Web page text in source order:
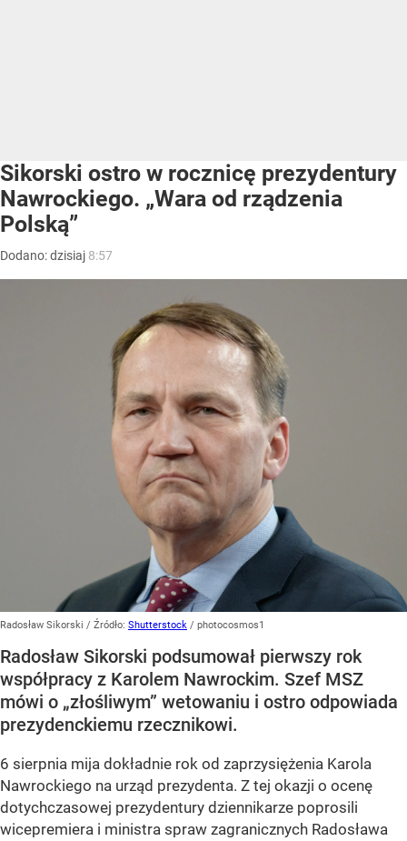
Sikorski ostro w rocznicę prezydentury
Nawrockiego. „Wara od rządzenia
Polską”
Dodano:dzisiaj 8:57
Radosław Sikorski / Źródło: Shutterstock / photocosmos1
Radosław Sikorski podsumował pierwszy rok
współpracy z Karolem Nawrockim. Szef MSZ
mówi o „złośliwym” wetowaniu i ostro odpowiada
prezydenckiemu rzecznikowi.
6 sierpnia mija dokładnie rok od zaprzysiężenia Karola
Nawrockiego na urząd prezydenta. Z tej okazji o ocenę
dotychczasowej prezydentury dziennikarze poprosili
wicepremiera i ministra spraw zagranicznych Radosława